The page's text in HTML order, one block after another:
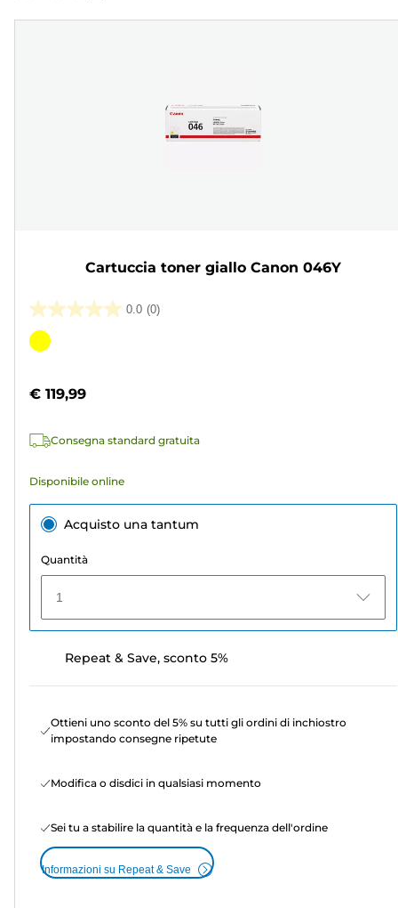
Cartuccia toner giallo Canon 046Y
0.0 (0)
0.0
su
Cartuccia
€ 119,99
Consegna standard gratuita
Disponibile online
Acquisto una tantum
Quantità
1
Repeat & Save, sconto 5%
Ottieni uno sconto del 5% su tutti gli ordini di inchiostro
impostando consegne ripetute
Modifica o disdici in qualsiasi momento
Sei tu a stabilire la quantità e la frequenza dell'ordine
Informazioni su Repeat & Save